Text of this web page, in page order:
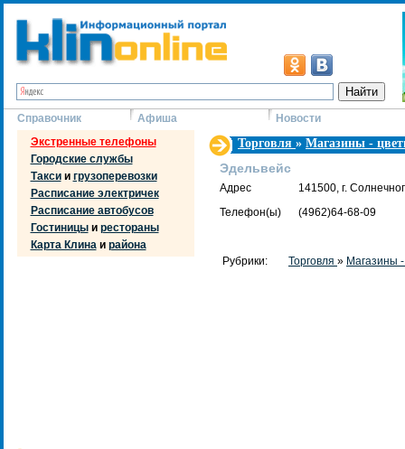
Справочник Афиша
Новости
Экстренные телефоны
Городские службы
Таксии грузоперевозки
Расписание электричек
Расписание автобусов
Гостиницыи рестораны
Карта Клинаи района
Торговля » Магазины -
Эдельвейс
Адрес
141500, г.
Телефон(ы)
(4962)64-68-09
Рубрики: Торговля » Магазины